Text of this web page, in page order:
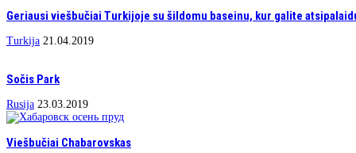
Geriausi viešbučiai Turkijoje su šildomu baseinu, kur galite
Turkija 21.04.2019
Sočis Park
Rusija 23.03.2019
Viešbučiai Chabarovskas